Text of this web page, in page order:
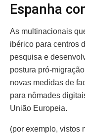
Espanha
As multinacionais
ibérico para centros
pesquisa e
postura pró-
novas medidas de
para nômades
União Europeia.
(por exemplo, vistos